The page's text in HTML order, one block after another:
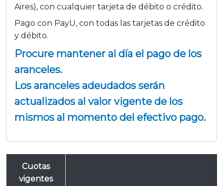
Aires), con cualquier tarjeta de débito o crédito.
Pago con PayU, con todas las tarjetas de crédito
y débito.
Procure mantener al día el pago de los
aranceles.
Los aranceles adeudados serán
actualizados al valor vigente de los
mismos al momento del efectivo pago.
Cuotas
vigentes